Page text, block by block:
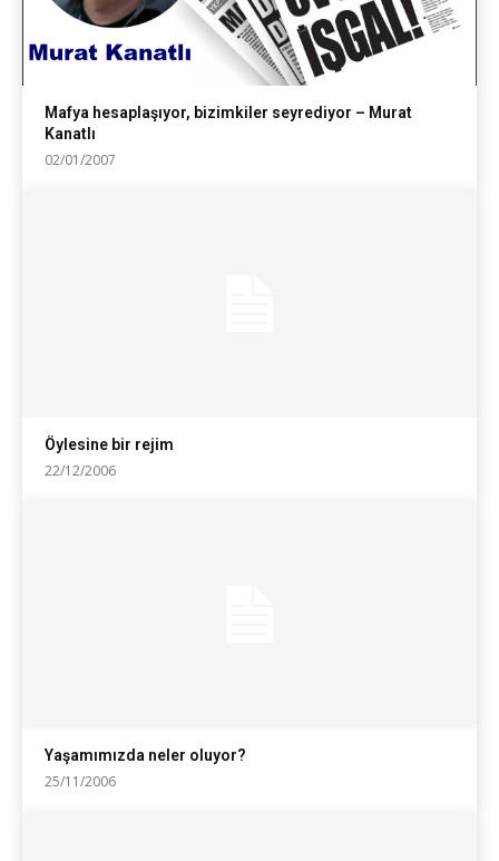
Mafya hesaplaşıyor, bizimkiler seyrediyor – Murat
Kanatlı
02/01/2007
Öylesine bir rejim
22/12/2006
Yaşamımızda neler oluyor?
25/11/2006